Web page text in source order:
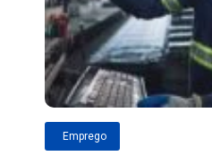
Emprego